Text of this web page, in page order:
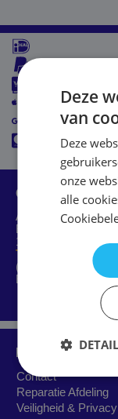
Betaalmogelijkheden:
Ons adres:
Afstandsbediening
Botterweg 66 – 68
1113 HV Diemen-
Tel: 020 600 7480
(maandag t/m
E-mail:
Klantenservice:
Contact
Reparatie Afdeling
Veiligheid & Privacy
Deze
van
Deze
onze
alle